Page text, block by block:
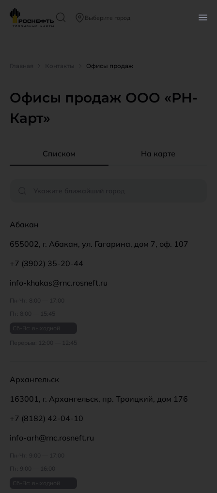
Выберите город
Главная Контакты Офисы продаж
Офисы продаж ООО «РН-
Карт»
Списком На карте
Абакан
655002, г. Абакан, ул. Гагарина, дом 7, оф. 107
+7 (3902) 35-20-44
info-khakas@rnc.rosneft.ru
Пн-Чт: 8:00 — 17:00
Пт: 8:00 — 15:45
Сб-Вс: выходной
Перерыв: 12:00 — 12:45
Архангельск
163001, г. Архангельск, пр. Троицкий, дом 176
+7 (8182) 42-04-10
info-arh@rnc.rosneft.ru
Пн-Чт: 9:00 — 17:00
Пт: 9:00 — 16:00
Сб-Вс: выходной